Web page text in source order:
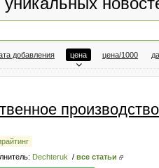
добавления цена цена/1000
Dechteruk / все статьи